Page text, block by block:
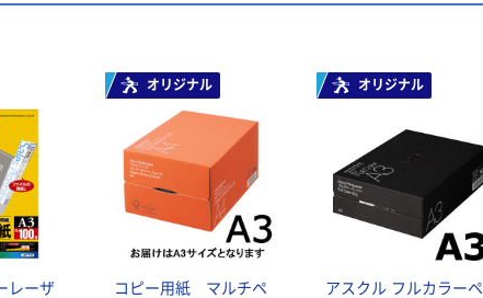
レーザ
オリジナル
コピー用紙 マルチペ
オリジナル
アスクル フルカラーペ